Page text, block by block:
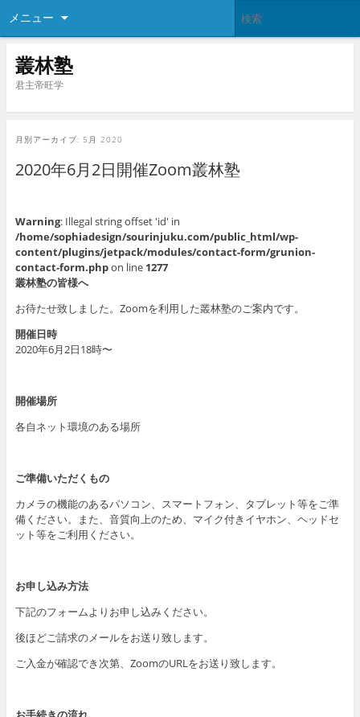
メニュー
叢林塾
君主帝旺学
月別アーカイブ: 5月 2020
2020年6月2日開催Zoom叢林塾
Warning: Illegal string offset 'id' in
/home/sophiadesign/sourinjuku.com/public_html/wp-
content/plugins/jetpack/modules/contact-form/grunion-
contact-form.phpon line 1277
叢林塾の皆様へ
お待たせ致しました。Zoomを利用した叢林塾のご案内です。
開催日時
2020年6月2日18時〜
開催場所
各自ネット環境のある場所
ご準備いただくもの
カメラの機能のあるパソコン、スマートフォン、タブレット等をご準
備ください。また、音質向上のため、マイク付きイヤホン、ヘッドセ
ット等をご利用ください。
お申し込み方法
下記のフォームよりお申し込みください。
後ほどご請求のメールをお送り致します。
ご入金が確認でき次第、ZoomのURLをお送り致します。